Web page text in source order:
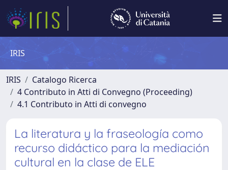
IRIS
IRIS
Catalogo Ricerca
4 Contributo in Atti di Convegno (Proceeding)
4.1 Contributo in Atti di convegno
La literatura y la fraseología como
recurso didáctico para la mediación
cultural en la clase de ELE